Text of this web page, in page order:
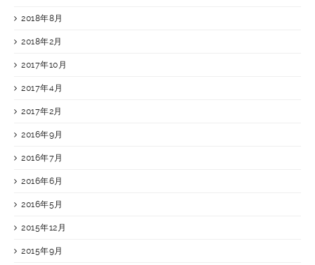
2018年8月
2018年2月
2017年10月
2017年4月
2017年2月
2016年9月
2016年7月
2016年6月
2016年5月
2015年12月
2015年9月